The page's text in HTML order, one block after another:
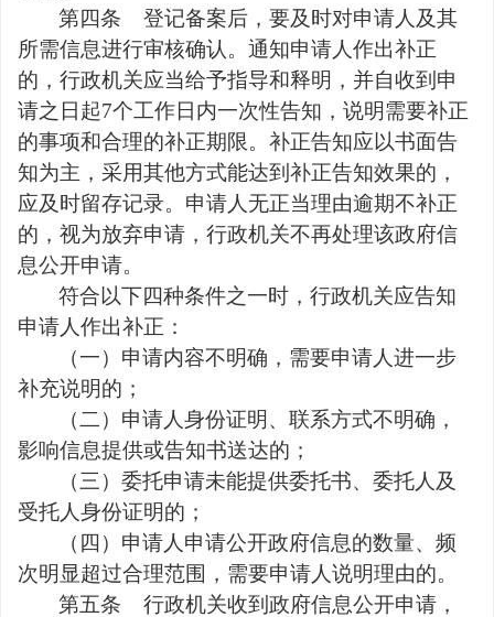
第四条
登记备案后，要及时对申请人及其
所需信息进行审核确认。通知申请人作出补正
的，行政机关应当给予指导和释明，并自收到申
请之日起7个工作日内一次性告知，说明需要补正
的事项和合理的补正期限。补正告知应以书面告
知为主，采用其他方式能达到补正告知效果的，
应及时留存记录。申请人无正当理由逾期不补正
的，视为放弃申请，行政机关不再处理该政府信
息公开申请。
符合以下四种条件之一时，行政机关应告知
申请人作出补正：
（一）申请内容不明确，需要申请人进一步
补充说明的；
（二）申请人身份证明、联系方式不明确，
影响信息提供或告知书送达的；
（三）委托申请未能提供委托书、委托人及
受托人身份证明的；
（四）申请人申请公开政府信息的数量、频
次明显超过合理范围，需要申请人说明理由的。
第五条
行政机关收到政府信息公开申请，